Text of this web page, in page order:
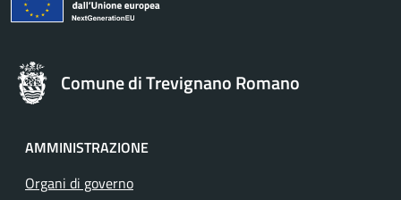
Comune di Trevignano Romano
AMMINISTRAZIONE
Organi di governo